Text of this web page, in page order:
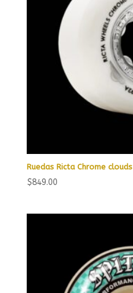
Ruedas Ricta Chrome clouds
$849.00